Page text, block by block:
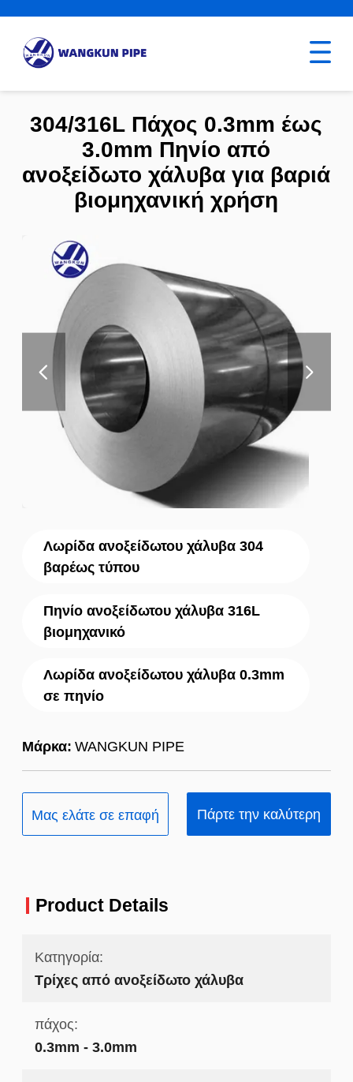
Λωρίδα ανοξείδωτου χάλυβα 304
βαρέως τύπου
Πηνίο ανοξείδωτου χάλυβα 316L
βιομηχανικό
Λωρίδα ανοξείδωτου χάλυβα 0.3mm
σε πηνίο
Μάρκα: WANGKUN PIPE
Μας ελάτε σε επαφή Πάρτε την καλύτερη
304/316L Πάχος 0.3mm έως
3.0mm Πηνίο από
ανοξείδωτο χάλυβα για βαριά
βιομηχανική χρήση
Product Details
Κατηγορία:
Τρίχες από ανοξείδωτο χάλυβα
πάχος:
0.3mm - 3.0mm